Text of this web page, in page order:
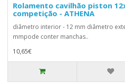
Rolamento cavilhão piston
competição - ATHENA
diâmetro interior - 12 mm diâmetro
mmpode conter manchas..
10,65€